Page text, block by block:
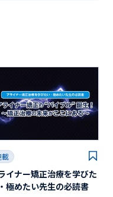
載
イナー矯正治療を学びた
極めたい先生の必読書